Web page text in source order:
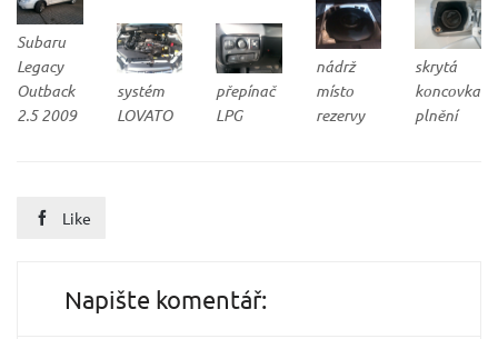
Subaru
Legacy
Outback
2.5 2009
systém
LOVATO
přepínač
LPG
nádrž
místo
rezervy
skrytá
koncovka
plnění
 Like
Napište komentář: